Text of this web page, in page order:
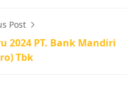
Post
2024 PT. Bank Mandiri
Tbk